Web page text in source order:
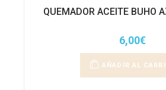
QUEMADOR ACEITE BUHO
6,00€
AÑADIR AL